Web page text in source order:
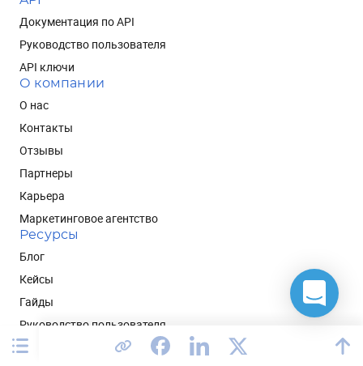
Документация по API
Руководство пользователя
API ключи
О компании
О нас
Контакты
Отзывы
Партнеры
Карьера
Маркетинговое агентство
Ресурсы
Блог
Кейсы
Гайды
Руководство пользователя
Словарь Retention-маркетолога